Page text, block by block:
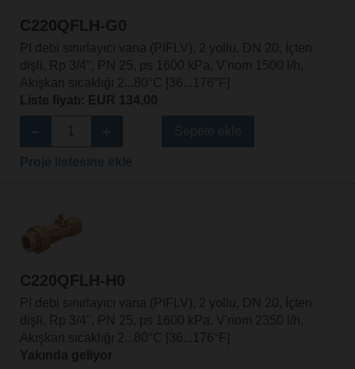
C220QFLH-G0
PI debi sınırlayıcı vana (PIFLV), 2 yollu, DN 20, İçten
dişli, Rp 3/4", PN 25, ps 1600 kPa, V'nom 1500 l/h,
Akışkan sıcaklığı 2...80°C [36...176°F]
Liste fiyatı: EUR 134,00
C220QFLH-H0
PI debi sınırlayıcı vana (PIFLV), 2 yollu, DN 20, İçten
dişli, Rp 3/4", PN 25, ps 1600 kPa, V'nom 2350 l/h,
Akışkan sıcaklığı 2...80°C [36...176°F]
Yakında geliyor